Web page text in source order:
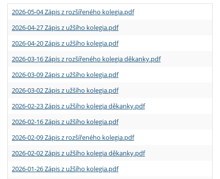
2026-05-04 Zápis z rozšířeného kolegia.pdf
2026-04-27 Zápis z užšího kolegia.pdf
2026-04-20 Zápis z užšího kolegia.pdf
2026-03-16 Zápis z rozšířeného kolegia děkanky.pdf
2026-03-09 Zápis z užšího kolegia.pdf
2026-03-02 Zápis z užšího kolegia.pdf
2026-02-23 Zápis z užšího kolegia děkanky.pdf
2026-02-16 Zápis z užšího kolegia.pdf
2026-02-09 Zápis z rozšířeného kolegia.pdf
2026-02-02 Zápis z užšího kolegia děkanky.pdf
2026-01-26 Zápis z užšího kolegia.pdf